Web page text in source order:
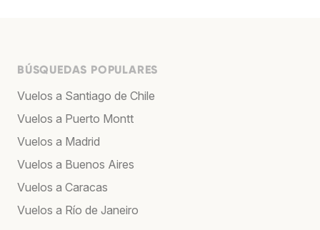
BÚSQUEDAS POPULARES
Vuelos a Santiago de Chile
Vuelos a Puerto Montt
Vuelos a Madrid
Vuelos a Buenos Aires
Vuelos a Caracas
Vuelos a Río de Janeiro